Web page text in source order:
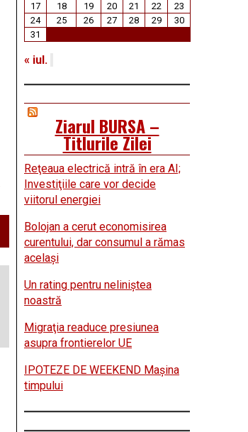
17
18 19 20 21 22
23
24
25 26 27 28 29
30
31
« iul.
Ziarul BURSA –
Titlurile Zilei
Reţeaua electrică intră în era AI;
Investiţiile care vor decide
viitorul energiei
Bolojan a cerut economisirea
curentului, dar consumul a rămas
acelaşi
Un rating pentru neliniştea
noastră
Migraţia readuce presiunea
asupra frontierelor UE
IPOTEZE DE WEEKEND Maşina
timpului